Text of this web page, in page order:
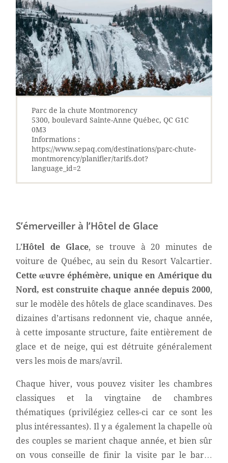
Parc de la chute Montmorency
5300, boulevard Sainte-Anne Québec, QC G1C
0M3
Informations :
https://www.sepaq.com/destinations/parc-chute-
montmorency/planifier/tarifs.dot?
language_id=2
S’émerveiller à l’Hôtel de Glace
L’Hôtel de Glace, se trouve à 20 minutes de
voiture de Québec, au sein du Resort Valcartier.
Cette œuvre éphémère, unique en Amérique du
Nord, est construite chaque année depuis 2000,
sur le modèle des hôtels de glace scandinaves. Des
dizaines d’artisans redonnent vie, chaque année,
à cette imposante structure, faite entièrement de
glace et de neige, qui est détruite généralement
vers les mois de mars/avril.
Chaque hiver, vous pouvez visiter les chambres
classiques et la vingtaine de chambres
thématiques (privilégiez celles-ci car ce sont les
plus intéressantes). Il y a également la chapelle où
des couples se marient chaque année, et bien sûr
on vous conseille de finir la visite par le bar…